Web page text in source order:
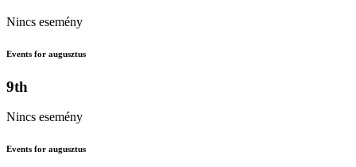
Nincs esemény
Events for augusztus
9th
Nincs esemény
Events for augusztus